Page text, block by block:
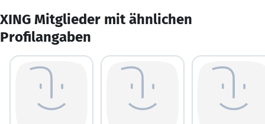
XING Mitglieder mit ähnlichen
Profilangaben